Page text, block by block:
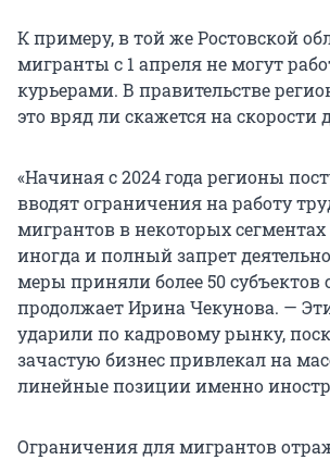
К примеру, в той же Ростовской
мигранты с 1 апреля не могут
курьерами. В правительстве
это вряд ли скажется на скорости
«Начиная с 2024 года регионы
вводят ограничения на работу
мигрантов в некоторых
иногда и полный запрет
меры приняли более 50 субъектов
продолжает Ирина Чекунова. —
ударили по кадровому рынку,
зачастую бизнес привлекал на
линейные позиции именно
Ограничения для мигрантов